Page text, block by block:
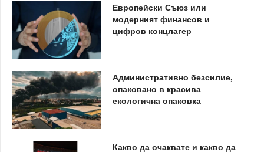
Европейски Съюз или
модерният финансов и
цифров концлагер
Административно безсилие,
опаковано в красива
екологична опаковка
Какво да очаквате и какво да